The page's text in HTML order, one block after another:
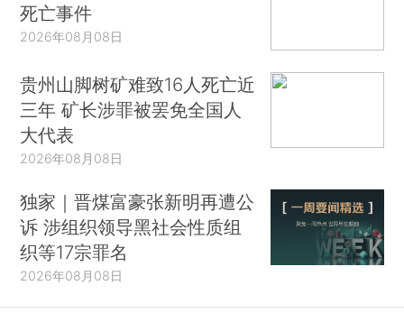
死亡事件
2026年08月08日
贵州山脚树矿难致16人死亡近
三年 矿长涉罪被罢免全国人
大代表
2026年08月08日
独家｜晋煤富豪张新明再遭公
诉 涉组织领导黑社会性质组
织等17宗罪名
2026年08月08日